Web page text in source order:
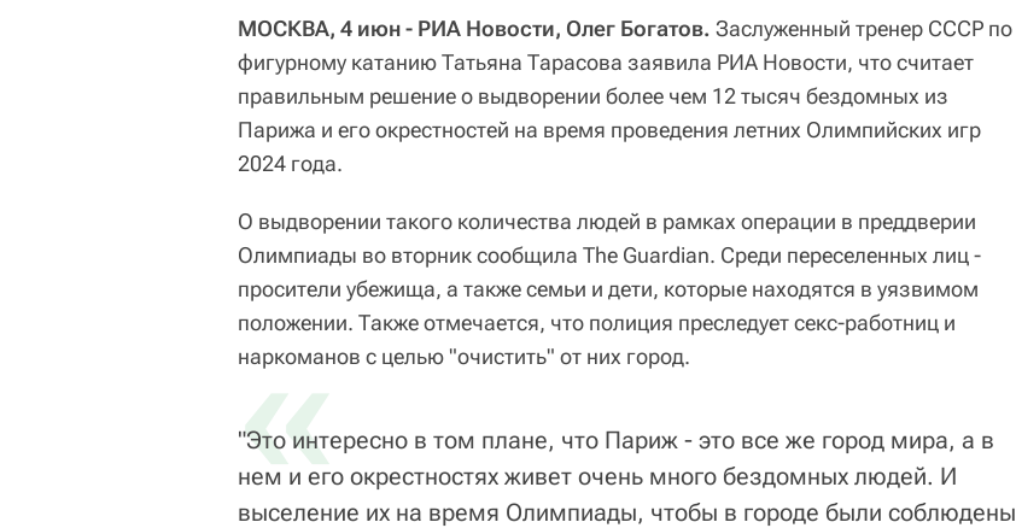
МОСКВА, 4 июн - РИА Новости, Олег Богатов. Заслуженный тренер СССР по
фигурному катанию Татьяна Тарасова заявила РИА Новости, что считает
правильным решение о выдворении более чем 12 тысяч бездомных из
Парижа и его окрестностей на время проведения летних Олимпийских игр
2024 года.
О выдворении такого количества людей в рамках операции в преддверии
Олимпиады во вторник сообщила The Guardian. Среди переселенных лиц -
просители убежища, а также семьи и дети, которые находятся в уязвимом
положении. Также отмечается, что полиция преследует секс-работниц и
наркоманов с целью "очистить" от них город.
«
"Это интересно в том плане, что Париж - это все же город мира, а в
нем и его окрестностях живет очень много бездомных людей. И
выселение их на время Олимпиады, чтобы в городе были соблюдены